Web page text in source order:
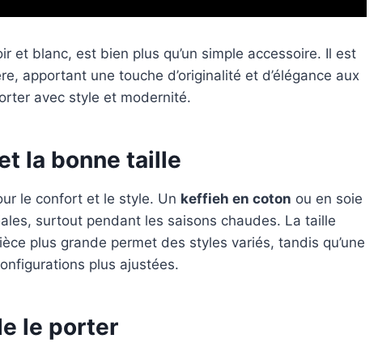
et blanc, est bien plus qu’un simple accessoire. Il est
apportant une touche d’originalité et d’élégance aux
avec style et modernité.
la bonne taille
le confort et le style. Un keffieh en coton ou en soie
surtout pendant les saisons chaudes. La taille
plus grande permet des styles variés, tandis qu’une
plus ajustées.
le porter